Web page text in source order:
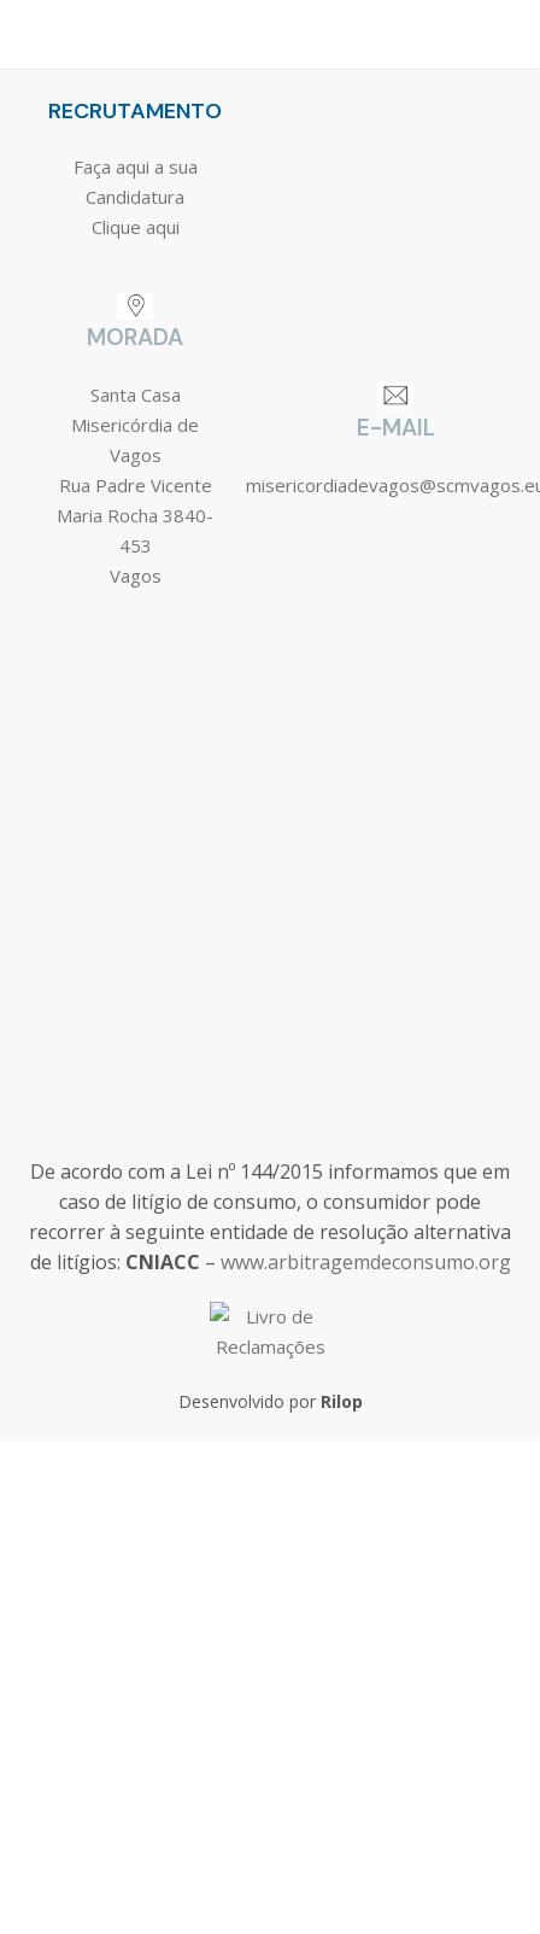
RECRUTAMENTO
Faça aqui a sua
Candidatura
Clique aqui
MORADA
Santa Casa
Misericórdia de
Vagos
Rua Padre Vicente
Maria Rocha 3840-
453
Vagos
E-MAIL
De acordo com a Lei nº 144/2015 informamos que em
caso de litígio de consumo, o consumidor pode
recorrer à seguinte entidade de resolução alternativa
de litígios: CNIACC – www.arbitragemdeconsumo.org
Desenvolvido por Rilop